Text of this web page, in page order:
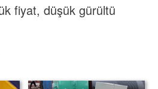
fiyat, düşük gürültü